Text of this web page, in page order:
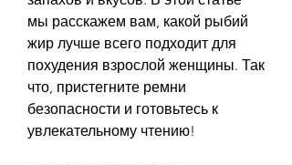
мы расскажем вам, какой рыбий
жир лучше всего подходит для
похудения взрослой женщины. Так
что, пристегните ремни
безопасности и готовьтесь к
увлекательному чтению!